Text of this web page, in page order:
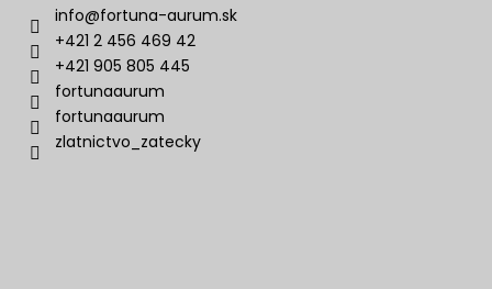
info@fortuna-aurum.sk
+421 2 456 469 42
+421 905 805 445
fortunaaurum
fortunaaurum
zlatnictvo_zatecky